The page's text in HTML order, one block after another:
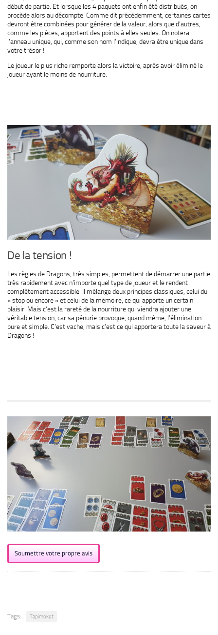
début de partie. Et lorsque les 4 paquets ont enfin été distribués, on
procède alors au décompte. Comme dit précédemment, certaines cartes
devront être combinées pour générer de la valeur, alors que d’autres,
comme les pièces, apportent des points à elles seules. On notera
l’anneau unique, qui, comme son nom l’indique, devra être unique dans
votre trésor !
Le joueur le plus riche remporte alors la victoire, après avoir éliminé le
joueur ayant le moins de nourriture.
De la tension !
Les règles de Dragons, très simples, permettent de démarrer une partie
très rapidement avec n’importe quel type de joueur et le rendent
complètement accessible. Il mélange deux principes classiques, celui du
« stop ou encore » et celui de la mémoire, ce qui apporte un certain
plaisir. Mais c’est la rareté de la nourriture qui viendra ajouter une
véritable tension, car sa pénurie provoque, quand même, l’élimination
pure et simple. C’est vache, mais c’est ce qui apportera toute la saveur à
Dragons !
Soumettre votre propre avis
Tags: Tapimoket